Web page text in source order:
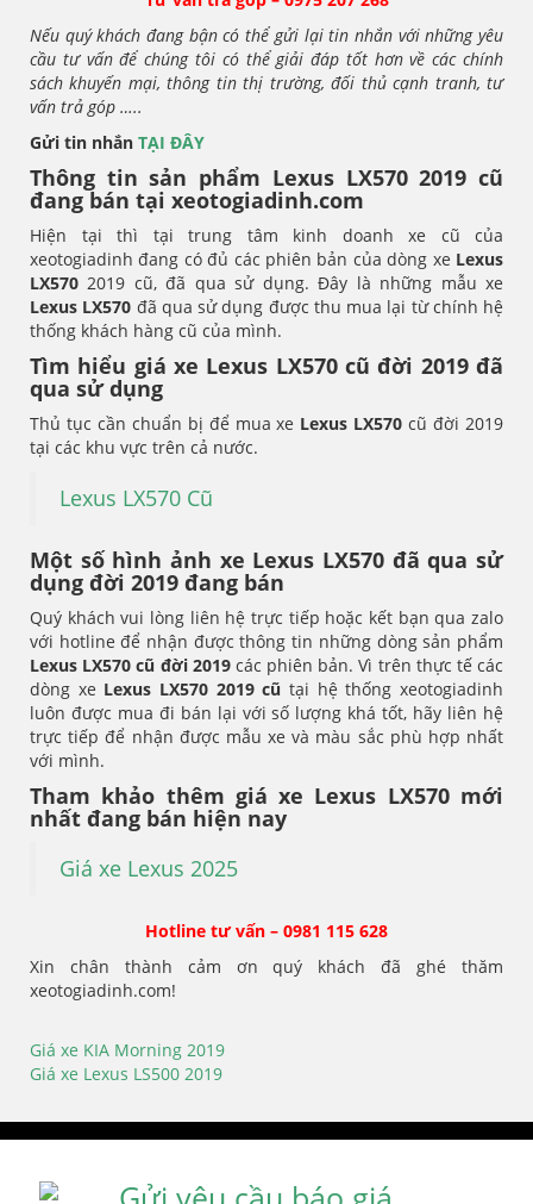
Nếu quý khách đang bận có thể gửi lại tin nhắn với những yêu
cầu tư vấn để chúng tôi có thể giải đáp tốt hơn về các chính
sách khuyến mại, thông tin thị trường, đối thủ cạnh tranh, tư
vấn trả góp …..
Gửi tin nhắn TẠI ĐÂY
Thông tin sản phẩm Lexus LX570 2019 cũ
đang bán tại xeotogiadinh.com
Hiện tại thì tại trung tâm kinh doanh xe cũ của
xeotogiadinh đang có đủ các phiên bản của dòng xe Lexus
LX5702019 cũ, đã qua sử dụng. Đây là những mẫu xe
Lexus LX570 đã qua sử dụng được thu mua lại từ chính hệ
thống khách hàng cũ của mình.
Tìm hiểu giá xe Lexus LX570 cũ đời 2019 đã
qua sử dụng
Thủ tục cần chuẩn bị để mua xe Lexus LX570cũ đời 2019
tại các khu vực trên cả nước.
Lexus LX570 Cũ
Một số hình ảnh xe Lexus LX570 đã qua sử
dụng đời 2019 đang bán
Quý khách vui lòng liên hệ trực tiếp hoặc kết bạn qua zalo
với hotline để nhận được thông tin những dòng sản phẩm
Lexus LX570cũ đời 2019các phiên bản. Vì trên thực tế các
dòng xe Lexus LX570 2019 cũ tại hệ thống xeotogiadinh
luôn được mua đi bán lại với số lượng khá tốt, hãy liên hệ
trực tiếp để nhận được mẫu xe và màu sắc phù hợp nhất
với mình.
Tham khảo thêm giá xe Lexus LX570 mới
nhất đang bán hiện nay
Giá xe Lexus 2025
Hotline tư vấn – 0981 115 628
Xin chân thành cảm ơn quý khách đã ghé thăm
xeotogiadinh.com!
Điều
hướng
Giá xe KIA Morning 2019
Giá xe Lexus LS500 2019